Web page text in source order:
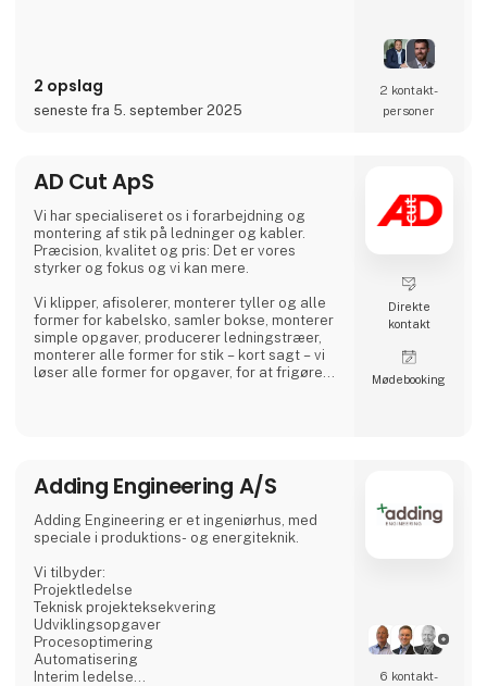
2 opslag
seneste fra 5. september 2025
2 kontakt­
personer
AD Cut ApS
Vi har specialiseret os i forarbejdning og
montering af stik på ledninger og kabler.
Præcision, kvalitet og pris: Det er vores
styrker og fokus og vi kan mere.
Vi klipper, afisolerer, monterer tyller og alle
former for kabelsko, samler bokse, monterer
simple opgaver, producerer ledningstræer,
monterer alle former for stik – kort sagt – vi
løser alle former for opgaver, for at frigøre
pålidelige leverandør for vores kunder.
Vi arbejder enkelt - Vores
Direkte
kontakt
Møde­booking
Adding Engineering A/S
Adding Engineering er et ingeniørhus, med
speciale i produktions- og energiteknik.
Vi tilbyder:
Projektledelse
Teknisk projekteksekvering
Udviklingsopgaver
Procesoptimering
Automatisering
Interim ledelse
6 kontakt­